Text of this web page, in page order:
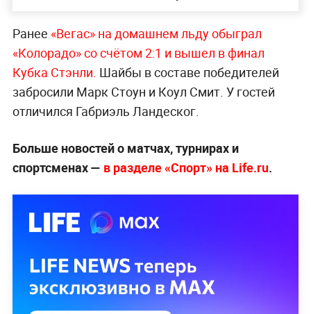
Ранее «Вегас» на домашнем льду обыграл
«Колорадо» со счётом 2:1 и вышел в финал
Кубка Стэнли. Шайбы в составе победителей
забросили Марк Стоун и Коул Смит. У гостей
отличился Габриэль Ландеског.
Больше новостей о матчах, турнирах и
спортсменах — в разделе «Спорт» на Life.ru.